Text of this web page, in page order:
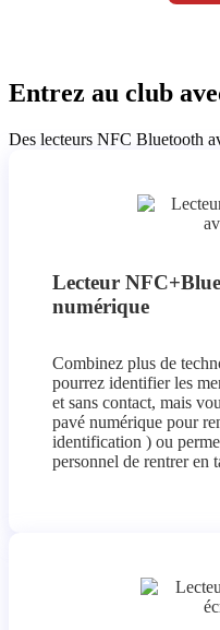
Entrez au club
Des lecteurs NFC Bluetooth
Lecteur
numérique
Combinez plus de
pourrez identifier les
et sans contact, mais
pavé numérique pour
identification ) ou
personnel de rentrer en